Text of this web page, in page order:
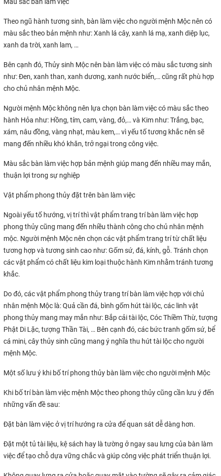
Theo ngũ hành tương sinh, bàn làm việc cho người mệnh Mộc nên có
màu sắc theo bản mệnh như: Xanh lá cây, xanh lá mạ, xanh diệp lục,
xanh da trời, xanh lam, …
Bên cạnh đó, Thủy sinh Mộc nên bàn làm việc có màu sắc tương sinh
như: Đen, xanh than, xanh dương, xanh nước biển,… cũng rất phù hợp
cho chủ nhân mệnh Mộc.
Người mệnh Mộc không nên lựa chọn bàn làm việc có màu sắc theo
hành Hỏa như: Hồng, tím, cam, vàng, đỏ,… và Kim như: Trắng, bạc,
xám, nâu đồng, vàng nhạt, màu kem,… vì yếu tố tương khắc nên sẽ
mang đến nhiều khó khăn, trở ngại trong công việc.
Màu sắc bàn làm việc hợp bản mệnh giúp mang đến nhiều may mắn,
thuận lợi trong sự nghiệp
Vật phẩm phong thủy đặt trên bàn làm việc
Ngoài yếu tố hướng, vị trí thì vật phẩm trang trí bàn làm việc hợp
phong thủy cũng mang đến nhiều thành công cho chủ nhân mệnh
mộc. Người mệnh Mộc nên chọn các vật phẩm trang trí từ chất liệu
tương hợp và tương sinh cao như: Gốm sứ, đá, kính, gỗ. Tránh chọn
các vật phẩm có chất liệu kim loại thuộc hành Kim nhằm tránh tương
khắc.
Do đó, các vật phẩm phong thủy trang trí bàn làm việc hợp với chủ
nhân mệnh Mộc là: Quả cần đá, bình gốm hút tài lộc, các linh vật
phong thủy mang may mắn như: Bắp cải tài lộc, Cóc Thiềm Thừ, tượng
Phật Di Lặc, tượng Thần Tài, … Bên cạnh đó, các bức tranh gốm sứ, bể
cá mini, cây thủy sinh cũng mang ý nghĩa thu hút tài lộc cho người
mệnh Mộc.
Một số lưu ý khi bố trí phong thủy bàn làm việc cho người mệnh Mộc
Khi bố trí bàn làm việc mệnh Mộc theo phong thủy cũng cần lưu ý đến
những vấn đề sau:
Đặt bàn làm việc ở vị trí hướng ra cửa để quan sát dễ dàng hơn.
Đặt một tủ tài liệu, kệ sách hay là tường ở ngay sau lưng của bàn làm
việc để tạo chỗ dựa vững chắc và giúp công việc phát triển thuận lợi.